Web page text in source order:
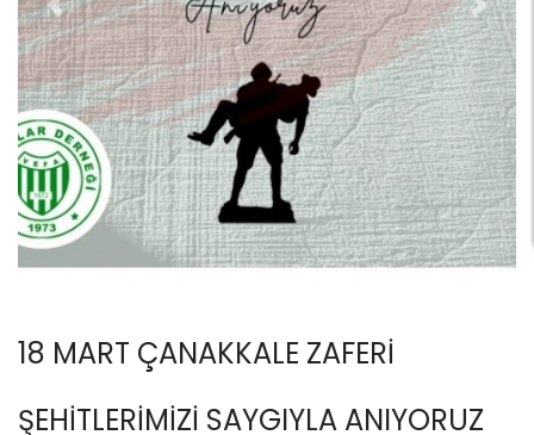
Previous Next
18 MART ÇANAKKALE ZAFERİ
ŞEHİTLERİMİZİ SAYGIYLA ANIYORUZ